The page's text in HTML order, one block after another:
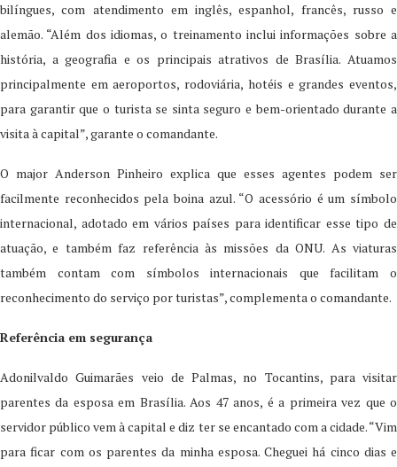
bilíngues, com atendimento em inglês, espanhol, francês, russo e
alemão. “Além dos idiomas, o treinamento inclui informações sobre a
história, a geografia e os principais atrativos de Brasília. Atuamos
principalmente em aeroportos, rodoviária, hotéis e grandes eventos,
para garantir que o turista se sinta seguro e bem-orientado durante a
visita à capital”, garante o comandante.
O major Anderson Pinheiro explica que esses agentes podem ser
facilmente reconhecidos pela boina azul. “O acessório é um símbolo
internacional, adotado em vários países para identificar esse tipo de
atuação, e também faz referência às missões da ONU. As viaturas
também contam com símbolos internacionais que facilitam o
reconhecimento do serviço por turistas”, complementa o comandante.
Referência em segurança
Adonilvaldo Guimarães veio de Palmas, no Tocantins, para visitar
parentes da esposa em Brasília. Aos 47 anos, é a primeira vez que o
servidor público vem à capital e diz ter se encantado com a cidade. “Vim
para ficar com os parentes da minha esposa. Cheguei há cinco dias e